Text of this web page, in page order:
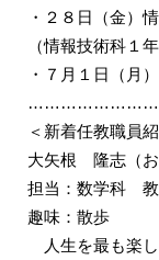
・２８日（金）
（情報技術科１
・７月１日（月
＜新着任教職員
大矢根 隆志（
担当：数学科
趣味：散歩
人生を最も楽し